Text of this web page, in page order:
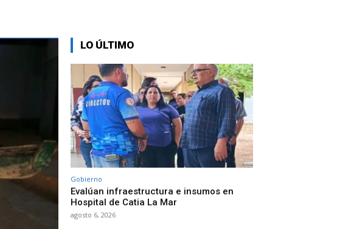
LO ÚLTIMO
Gobierno
Evalúan infraestructura e insumos en
Hospital de Catia La Mar
agosto 6, 2026